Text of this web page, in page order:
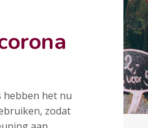
hebben het nu
zodat